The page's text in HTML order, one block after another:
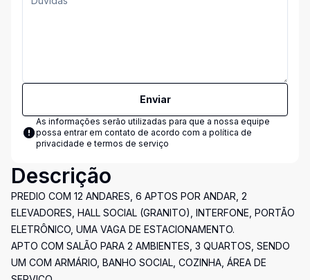
Enviar
As informações serão utilizadas para que a nossa equipe
possa entrar em contato de acordo com a política de
privacidade e termos de serviço
Descrição
PREDIO COM 12 ANDARES, 6 APTOS POR ANDAR, 2
ELEVADORES, HALL SOCIAL (GRANITO), INTERFONE, PORTÃO
ELETRÔNICO, UMA VAGA DE ESTACIONAMENTO.
APTO COM SALÃO PARA 2 AMBIENTES, 3 QUARTOS, SENDO
UM COM ARMÁRIO, BANHO SOCIAL, COZINHA, ÁREA DE